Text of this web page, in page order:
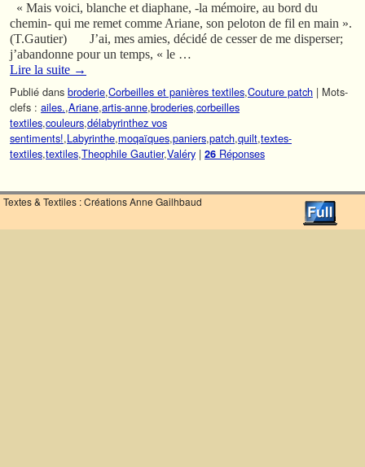
« Mais voici, blanche et diaphane, -la mémoire, au bord du
chemin- qui me remet comme Ariane, son peloton de fil en main ».
(T.Gautier) J’ai, mes amies, décidé de cesser de me disperser;
j’abandonne pour un temps, « le …
Lire la suite →
Publié dans broderie,Corbeilles et panières textiles,Couture patch | Mots-
clefs : ailes.,Ariane,artis-anne,broderies,corbeilles
textiles,couleurs,délabyrinthez vos
sentiments!,Labyrinthe,moqaïques,paniers,patch,quilt,textes-
textiles,textiles,Theophile Gautier,Valéry | 26 Réponses
Textes & Textiles : Créations Anne Gailhbaud